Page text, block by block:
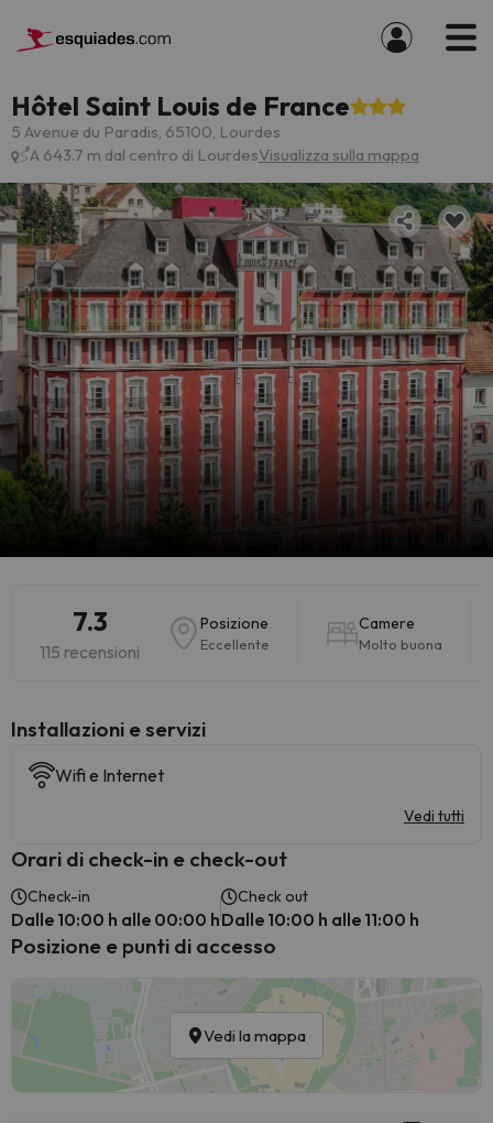
Hôtel Saint Louis de France
5 Avenue du Paradis, 65100, Lourdes
A 643.7 m dal centro di LourdesVisualizza sulla mappa
7.3
115 recensioni
Posizione
Eccellente
Camere
Molto buona
Installazioni e servizi
Wifi e Internet
Vedi tutti
Orari di check-in e check-out
Check-in
Dalle 10:00 h alle 00:00 h
Check out
Dalle 10:00 h alle 11:00 h
Posizione e punti di accesso
Vedi la mappa